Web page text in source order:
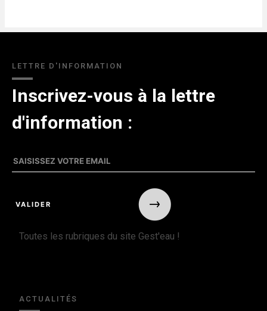
LETTRE D'INFORMATION
Inscrivez-vous à la lettre
d'information :
Toutes les rubriques du site Gest'eau !
ACTUALITÉS